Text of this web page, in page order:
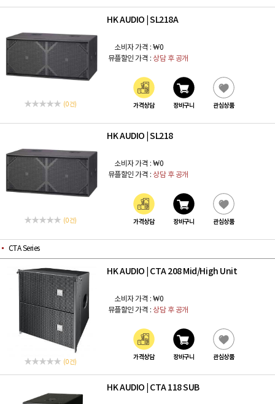
(0 건)
HK AUDIO SL218A
소비자 가격 : ₩0
뮤플할인 가격 : 상담 후 공개
가격상담 장바구니 관심상품
(0 건)
HK AUDIO SL218
소비자 가격 : ₩0
뮤플할인 가격 : 상담 후 공개
가격상담 장바구니 관심상품
CTA Series
(0 건)
HK AUDIO CTA 208 Mid/High Unit
소비자 가격 : ₩0
뮤플할인 가격 : 상담 후 공개
가격상담 장바구니 관심상품
HK AUDIO CTA 118 SUB